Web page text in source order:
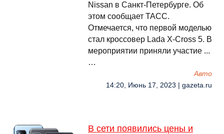
Nissan в Санкт-Петербурге. Об
этом сообщает ТАСС.
Отмечается, что первой моделью
стал кроссовер Lada Х-Cross 5. В
мероприятии приняли участие ...
…
Авто
14:20, Июнь 17, 2023 | gazeta.ru
В сети появились цены и